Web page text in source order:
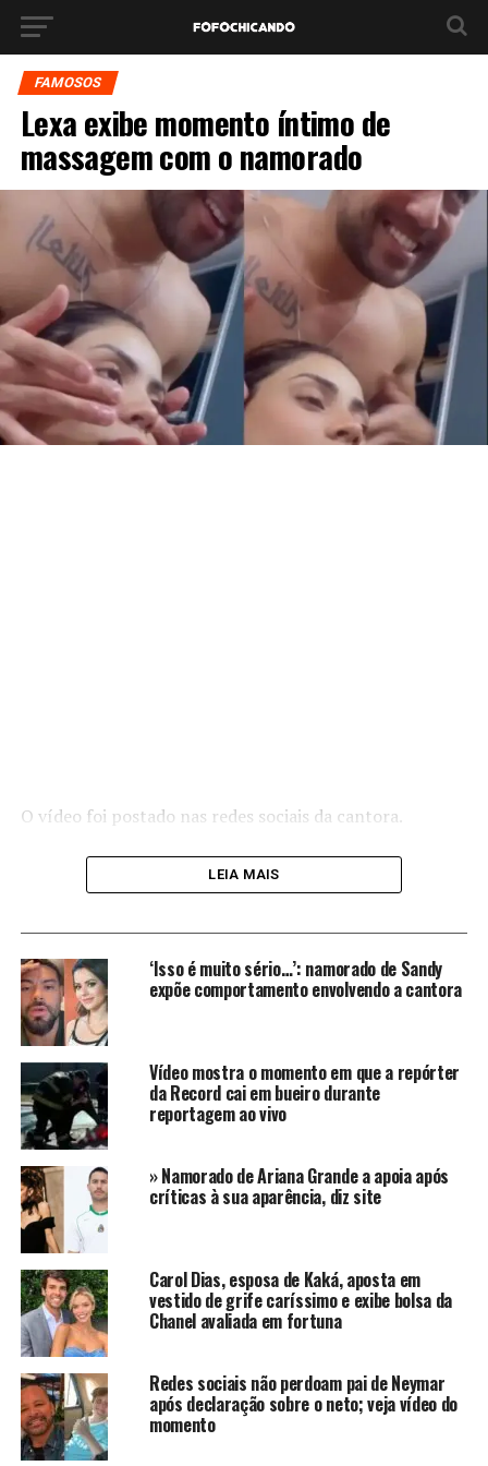
FAMOSOS
Lexa exibe momento íntimo de
massagem com o namorado
O vídeo foi postado nas redes sociais da cantora.
Os ‘ pombinhos’ Lexa e Ricardo Vianna compartilham
um pouco com o público dos momentos felizes que
estão vivendo juntos desde o início do romance
divulgado no perfil da cantora no início de novembro.
Nesta quarta feira, 6 de dezembro, a cantora mostrou
um momento entre eles em que Ricardo estaria fazendo
massagem na cantora para o alívio do inchaço.
“Vou tirar todo inchaço do rosto. Não vai ter mais
olheira, a pele vai ficar igual a um pêssego…. Com
uma pele de pêssego, brilhosa, essa mulher linda
relatou o autor da massagem.
Video(clique aqui)
Os dois também compartilharam momentos românticos
vídeos para postar com uma legenda apaixonada
dedicada ao amado.
LEIA MAIS
‘Isso é muito sério…’: namorado de Sandy
expõe comportamento envolvendo a cantora
Vídeo mostra o momento em que a repórter
da Record cai em bueiro durante
reportagem ao vivo
» Namorado de Ariana Grande a apoia após
críticas à sua aparência, diz site
Carol Dias, esposa de Kaká, aposta em
vestido de grife caríssimo e exibe bolsa da
Chanel avaliada em fortuna
Redes sociais não perdoam pai de Neymar
após declaração sobre o neto; veja vídeo do
momento